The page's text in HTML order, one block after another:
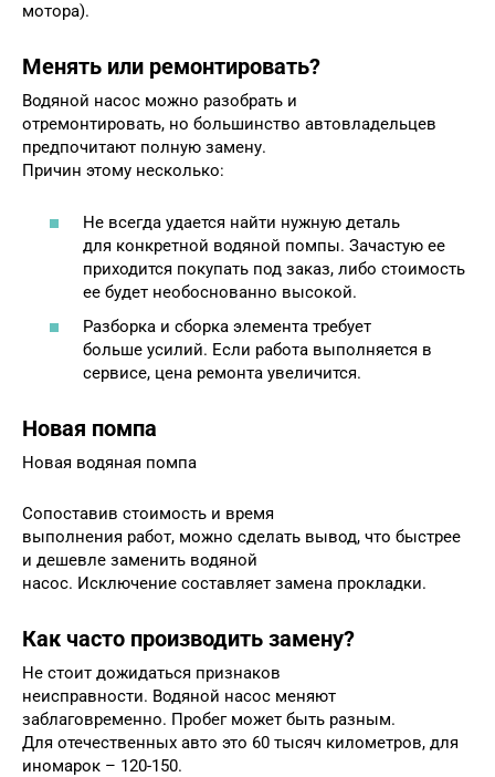
мотора).
Менять или ремонтировать?
Водяной насос можно разобрать и
отремонтировать, но большинство автовладельцев
предпочитают полную замену.
Причин этому несколько:
Не всегда удается найти нужную деталь
для конкретной водяной помпы. Зачастую ее
приходится покупать под заказ, либо стоимость
ее будет необоснованно высокой.
Разборка и сборка элемента требует
больше усилий. Если работа выполняется в
сервисе, цена ремонта увеличится.
Новая помпа
Новая водяная помпа
Сопоставив стоимость и время
выполнения работ, можно сделать вывод, что быстрее
и дешевле заменить водяной
насос. Исключение составляет замена прокладки.
Как часто производить замену?
Не стоит дожидаться признаков
неисправности. Водяной насос меняют
заблаговременно. Пробег может быть разным.
Для отечественных авто это 60 тысяч километров, для
иномарок – 120-150.